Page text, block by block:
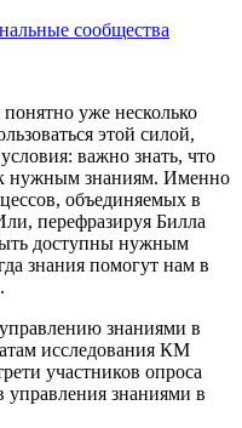
сообщества
уже несколько
этой силой,
важно знать, что
нужным знаниям. Именно
объединяемых в
перефразируя Билла
доступны нужным
знания помогут нам в
знаниями в
исследования КМ
участников опроса
управления знаниями в